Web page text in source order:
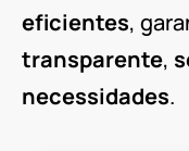
eficientes,
transparente,
necessidades.